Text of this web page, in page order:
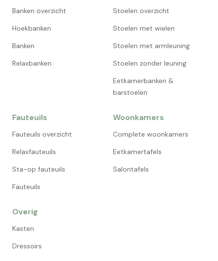
Banken overzicht
Hoekbanken
Banken
Relaxbanken
Stoelen overzicht
Stoelen met wielen
Stoelen met armleuning
Stoelen zonder leuning
Eetkamerbanken &
barstoelen
Fauteuils
Fauteuils overzicht
Relaxfauteuils
Sta-op fauteuils
Fauteuils
Woonkamers
Complete woonkamers
Eetkamertafels
Salontafels
Overig
Kasten
Dressoirs